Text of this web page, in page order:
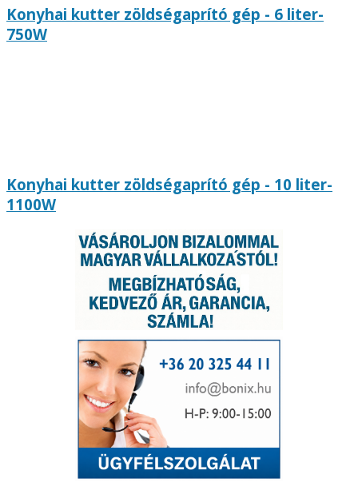
Konyhai kutter zöldségaprító gép - 6 liter-
750W
Konyhai kutter zöldségaprító gép - 10 liter-
1100W